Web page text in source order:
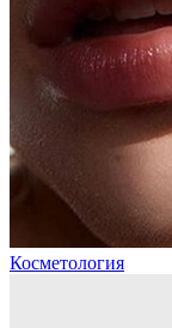
Косметология